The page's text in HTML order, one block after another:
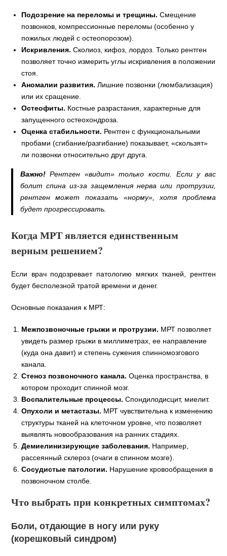
Подозрение на переломы и трещины. Смещение
позвонков, компрессионные переломы (особенно у
пожилых людей с остеопорозом).
Искривления. Сколиоз, кифоз, лордоз. Только рентген
позволяет точно измерить углы искривления в положении
стоя.
Аномалии развития. Лишние позвонки (люмбализация)
или их сращение.
Остеофиты. Костные разрастания, характерные для
запущенного остеохондроза.
Оценка стабильности. Рентген с функциональными
пробами (сгибание/разгибание) показывает, «скользят»
ли позвонки относительно друг друга.
Важно!Рентген «видит» только кости. Если у вас
болит спина из-за защемления нерва или протрузии,
рентген может показать «норму», хотя проблема
будет прогрессировать.
Когда МРТ является единственным
верным решением?
Если врач подозревает патологию мягких тканей, рентген
будет бесполезной тратой времени и денег.
Основные показания к МРТ:
Межпозвоночные грыжи и протрузии. МРТ позволяет
увидеть размер грыжи в миллиметрах, ее направление
(куда она давит) и степень сужения спинномозгового
канала.
Стеноз позвоночного канала. Оценка пространства, в
котором проходит спинной мозг.
Воспалительные процессы. Спондилодисцит, миелит.
Опухоли и метастазы. МРТ чувствительна к изменению
структуры тканей на клеточном уровне, что позволяет
выявлять новообразования на ранних стадиях.
Демиелинизирующие заболевания. Например,
рассеянный склероз (очаги в спинном мозге).
Сосудистые патологии. Нарушение кровообращения в
позвоночном столбе.
Что выбрать при конкретных симптомах?
Боли, отдающие в ногу или руку
(корешковый синдром)